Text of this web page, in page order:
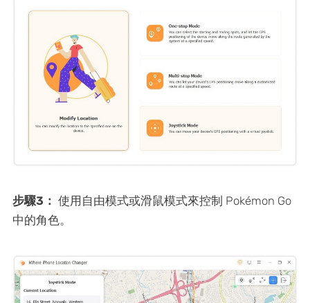
步驟3： 使用自由模式或滑鼠模式來控制 Pokémon Go
中的角色。